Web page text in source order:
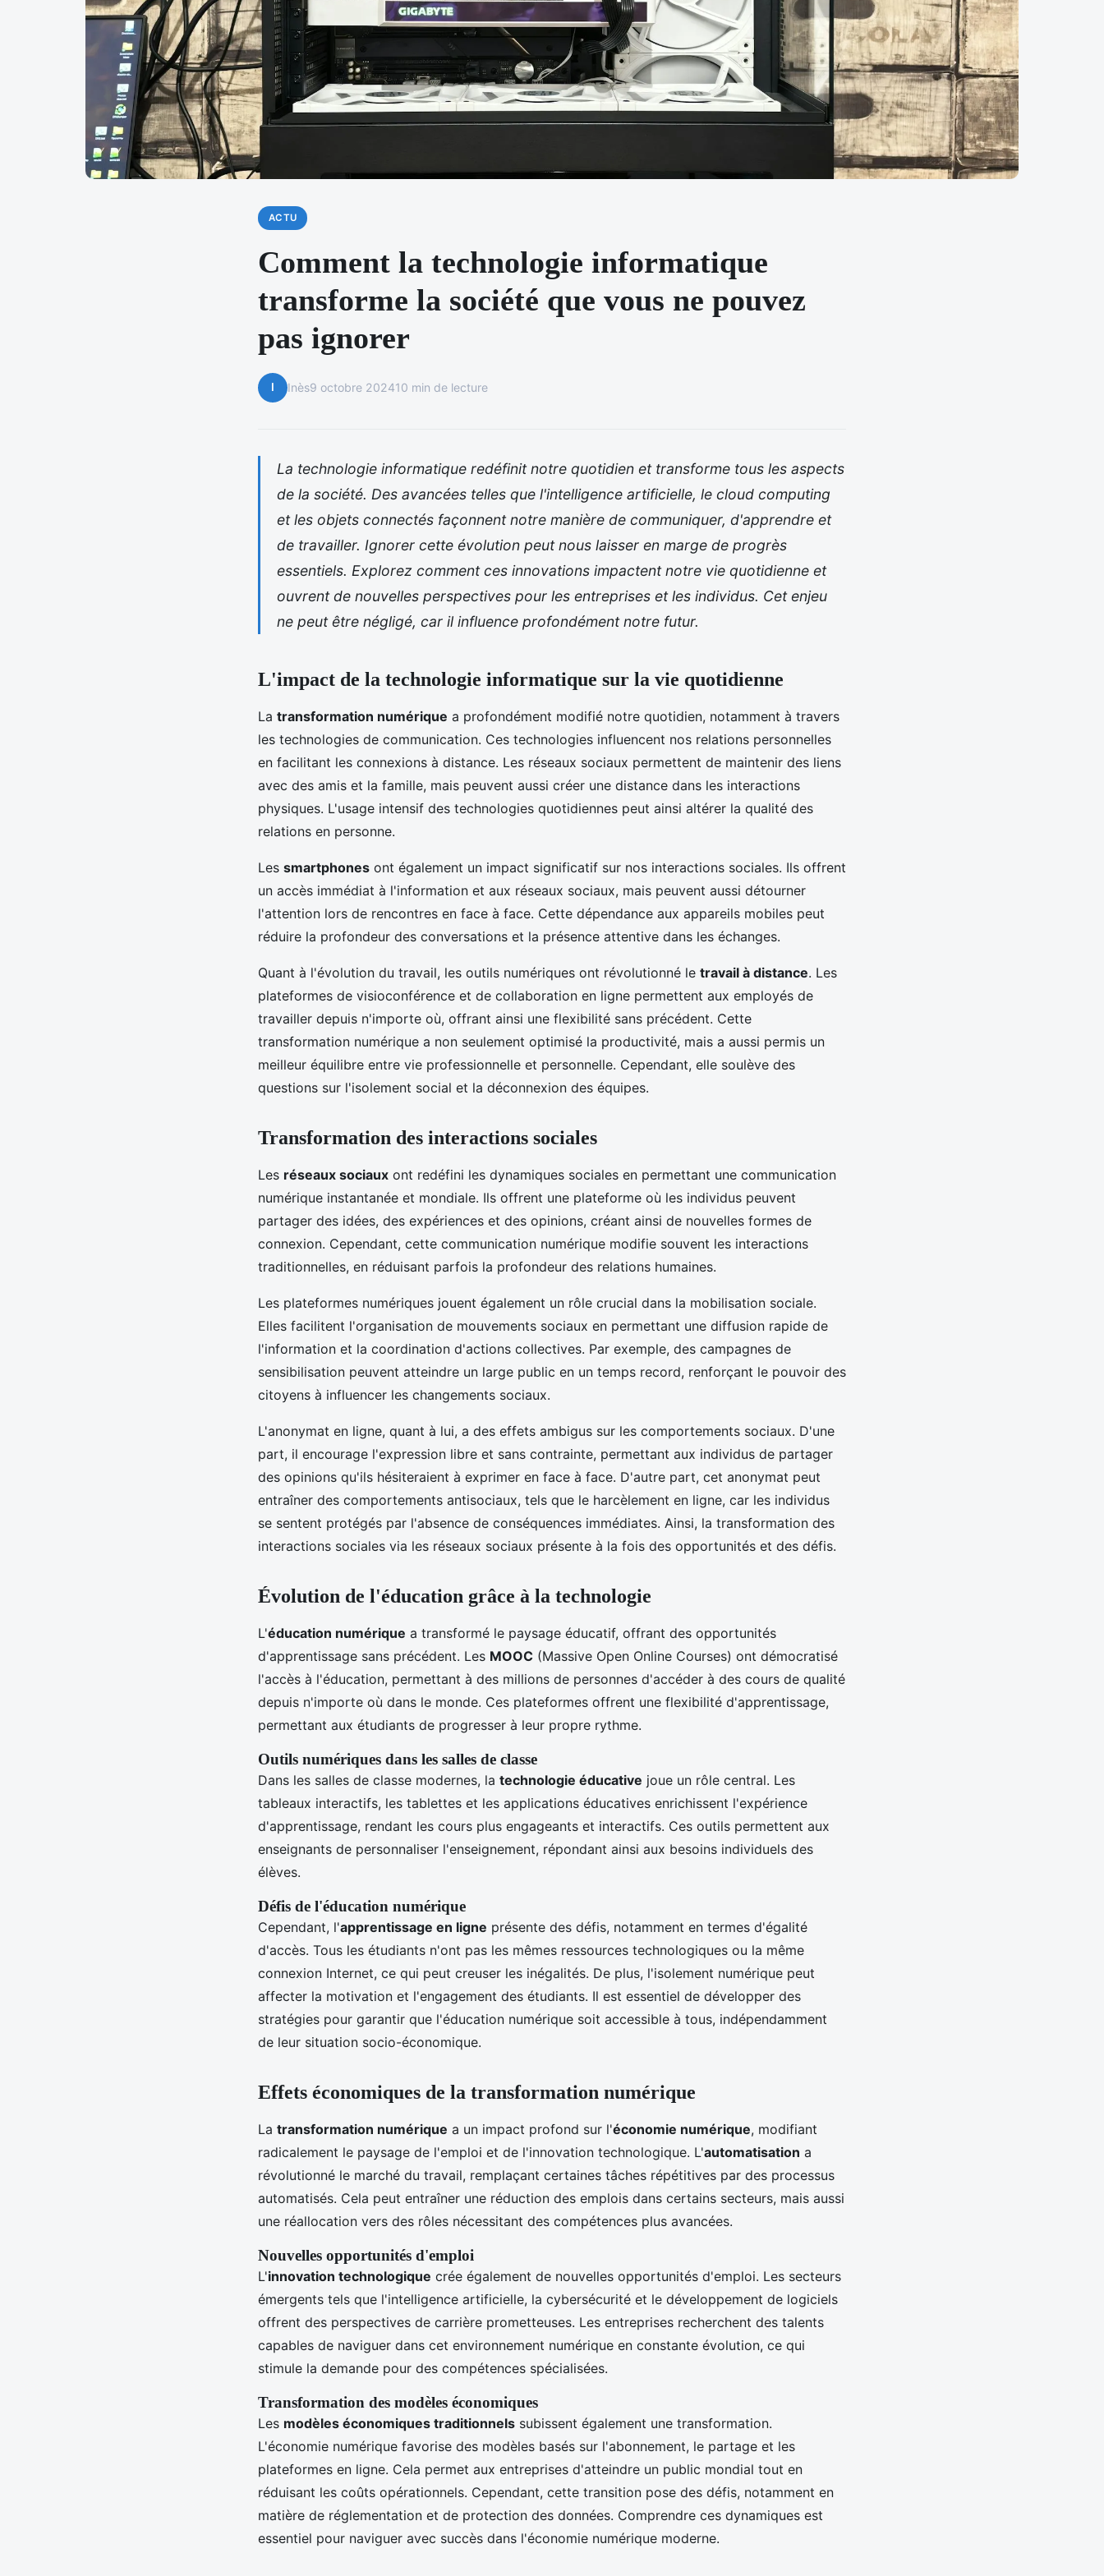
ACTU
Comment la technologie informatique
transforme la société que vous ne pouvez
pas ignorer
I Inès9 octobre 202410 min de lecture
La technologie informatique redéfinit notre quotidien et transforme tous les aspects
de la société. Des avancées telles que l'intelligence artificielle, le cloud computing
et les objets connectés façonnent notre manière de communiquer, d'apprendre et
de travailler. Ignorer cette évolution peut nous laisser en marge de progrès
essentiels. Explorez comment ces innovations impactent notre vie quotidienne et
ouvrent de nouvelles perspectives pour les entreprises et les individus. Cet enjeu
ne peut être négligé, car il influence profondément notre futur.
L'impact de la technologie informatique sur la vie quotidienne
La transformation numérique a profondément modifié notre quotidien, notamment à travers
les technologies de communication. Ces technologies influencent nos relations personnelles
en facilitant les connexions à distance. Les réseaux sociaux permettent de maintenir des liens
avec des amis et la famille, mais peuvent aussi créer une distance dans les interactions
physiques. L'usage intensif des technologies quotidiennes peut ainsi altérer la qualité des
relations en personne.
Les smartphones ont également un impact significatif sur nos interactions sociales. Ils offrent
un accès immédiat à l'information et aux réseaux sociaux, mais peuvent aussi détourner
l'attention lors de rencontres en face à face. Cette dépendance aux appareils mobiles peut
réduire la profondeur des conversations et la présence attentive dans les échanges.
Quant à l'évolution du travail, les outils numériques ont révolutionné le travail à distance. Les
plateformes de visioconférence et de collaboration en ligne permettent aux employés de
travailler depuis n'importe où, offrant ainsi une flexibilité sans précédent. Cette
transformation numérique a non seulement optimisé la productivité, mais a aussi permis un
meilleur équilibre entre vie professionnelle et personnelle. Cependant, elle soulève des
questions sur l'isolement social et la déconnexion des équipes.
Transformation des interactions sociales
Les réseaux sociaux ont redéfini les dynamiques sociales en permettant une communication
numérique instantanée et mondiale. Ils offrent une plateforme où les individus peuvent
partager des idées, des expériences et des opinions, créant ainsi de nouvelles formes de
connexion. Cependant, cette communication numérique modifie souvent les interactions
traditionnelles, en réduisant parfois la profondeur des relations humaines.
Les plateformes numériques jouent également un rôle crucial dans la mobilisation sociale.
Elles facilitent l'organisation de mouvements sociaux en permettant une diffusion rapide de
l'information et la coordination d'actions collectives. Par exemple, des campagnes de
sensibilisation peuvent atteindre un large public en un temps record, renforçant le pouvoir des
citoyens à influencer les changements sociaux.
L'anonymat en ligne, quant à lui, a des effets ambigus sur les comportements sociaux. D'une
part, il encourage l'expression libre et sans contrainte, permettant aux individus de partager
des opinions qu'ils hésiteraient à exprimer en face à face. D'autre part, cet anonymat peut
entraîner des comportements antisociaux, tels que le harcèlement en ligne, car les individus
se sentent protégés par l'absence de conséquences immédiates. Ainsi, la transformation des
interactions sociales via les réseaux sociaux présente à la fois des opportunités et des défis.
Évolution de l'éducation grâce à la technologie
L'éducation numérique a transformé le paysage éducatif, offrant des opportunités
d'apprentissage sans précédent. Les MOOC (Massive Open Online Courses) ont démocratisé
l'accès à l'éducation, permettant à des millions de personnes d'accéder à des cours de qualité
depuis n'importe où dans le monde. Ces plateformes offrent une flexibilité d'apprentissage,
permettant aux étudiants de progresser à leur propre rythme.
Outils numériques dans les salles de classe
Dans les salles de classe modernes, la technologie éducative joue un rôle central. Les
tableaux interactifs, les tablettes et les applications éducatives enrichissent l'expérience
d'apprentissage, rendant les cours plus engageants et interactifs. Ces outils permettent aux
enseignants de personnaliser l'enseignement, répondant ainsi aux besoins individuels des
élèves.
Défis de l'éducation numérique
Cependant, l'apprentissage en ligne présente des défis, notamment en termes d'égalité
d'accès. Tous les étudiants n'ont pas les mêmes ressources technologiques ou la même
connexion Internet, ce qui peut creuser les inégalités. De plus, l'isolement numérique peut
affecter la motivation et l'engagement des étudiants. Il est essentiel de développer des
stratégies pour garantir que l'éducation numérique soit accessible à tous, indépendamment
de leur situation socio-économique.
Effets économiques de la transformation numérique
La transformation numérique a un impact profond sur l'économie numérique, modifiant
radicalement le paysage de l'emploi et de l'innovation technologique. L'automatisation a
révolutionné le marché du travail, remplaçant certaines tâches répétitives par des processus
automatisés. Cela peut entraîner une réduction des emplois dans certains secteurs, mais aussi
une réallocation vers des rôles nécessitant des compétences plus avancées.
Nouvelles opportunités d'emploi
L'innovation technologique crée également de nouvelles opportunités d'emploi. Les secteurs
émergents tels que l'intelligence artificielle, la cybersécurité et le développement de logiciels
offrent des perspectives de carrière prometteuses. Les entreprises recherchent des talents
capables de naviguer dans cet environnement numérique en constante évolution, ce qui
stimule la demande pour des compétences spécialisées.
Transformation des modèles économiques
Les modèles économiques traditionnels subissent également une transformation.
L'économie numérique favorise des modèles basés sur l'abonnement, le partage et les
plateformes en ligne. Cela permet aux entreprises d'atteindre un public mondial tout en
réduisant les coûts opérationnels. Cependant, cette transition pose des défis, notamment en
matière de réglementation et de protection des données. Comprendre ces dynamiques est
essentiel pour naviguer avec succès dans l'économie numérique moderne.